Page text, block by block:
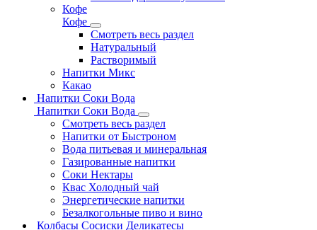
Кофе
Кофе
Смотреть весь раздел
Натуральный
Растворимый
Напитки Микс
Какао
Напитки Соки Вода
Напитки Соки Вода
Смотреть весь раздел
Напитки от Быстроном
Вода питьевая и минеральная
Газированные напитки
Соки Нектары
Квас Холодный чай
Энергетические напитки
Безалкогольные пиво и вино
Колбасы Сосиски Деликатесы